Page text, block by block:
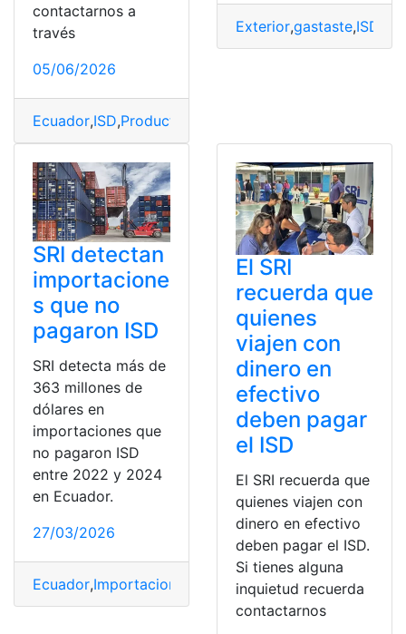
contactarnos a
través
05/06/2026
Ecuador,ISD,Productos
Exterior,gastaste,ISD
SRI detectan
importacione
s que no
pagaron ISD
SRI detecta más de
363 millones de
dólares en
importaciones que
no pagaron ISD
entre 2022 y 2024
en Ecuador.
27/03/2026
Ecuador,Importaciones Millones,SRI
El SRI
recuerda que
quienes
viajen con
dinero en
efectivo
deben pagar
el ISD
El SRI recuerda que
quienes viajen con
dinero en efectivo
deben pagar el ISD.
Si tienes alguna
inquietud recuerda
contactarnos